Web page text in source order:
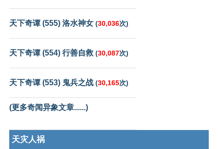
天下奇谭 (555) 洛水神女 (30,036次)
天下奇谭 (554) 行善自救 (30,087次)
天下奇谭 (553) 鬼兵之战 (30,165次)
(更多奇闻异象文章......)
天灾人祸